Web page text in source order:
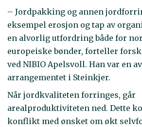
– Jordpakking og annen
eksempel erosjon og tap av
en alvorlig utfordring både for
europeiske bønder, forteller
ved NIBIO Apelsvoll. Han var en
arrangementet i Steinkjer.
Når jordkvaliteten forringes, går
arealproduktiviteten ned. Dette
konflikt med ønsket om økt